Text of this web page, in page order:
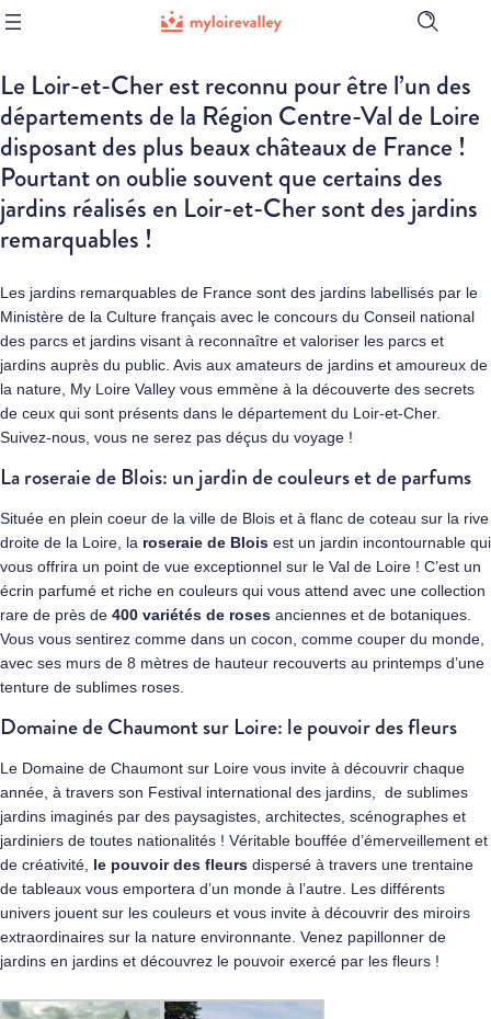
Ouvrir
de
Le Loir-et-Cher est reconnu pour être l’un des
départements de la Région Centre-Val de Loire
disposant des plus beaux châteaux de France !
Pourtant on oublie souvent que certains des
jardins réalisés en Loir-et-Cher sont des jardins
remarquables !
Les jardins remarquables de France sont des jardins labellisés par le
Ministère de la Culture français avec le concours du Conseil national
des parcs et jardins visant à reconnaître et valoriser les parcs et
jardins auprès du public. Avis aux amateurs de jardins et amoureux de
la nature, My Loire Valley vous emmène à la découverte des secrets
de ceux qui sont présents dans le département du Loir-et-Cher.
Suivez-nous, vous ne serez pas déçus du voyage !
La roseraie de Blois: un jardin de couleurs et de parfums
Située en plein coeur de la ville de Blois et à flanc de coteau sur la rive
droite de la Loire, la roseraie de Blois est un jardin incontournable qui
vous offrira un point de vue exceptionnel sur le Val de Loire ! C’est un
écrin parfumé et riche en couleurs qui vous attend avec une collection
rare de près de 400 variétés de roses anciennes et de botaniques.
Vous vous sentirez comme dans un cocon, comme couper du monde,
avec ses murs de 8 mètres de hauteur recouverts au printemps d’une
tenture de sublimes roses.
Domaine de Chaumont sur Loire: le pouvoir des fleurs
Le Domaine de Chaumont sur Loire vous invite à découvrir chaque
année, à travers son Festival international des jardins,
de sublimes
jardins imaginés par des paysagistes, architectes, scénographes et
jardiniers de toutes nationalités ! Véritable bouffée d’émerveillement et
de créativité, le pouvoir des fleurs dispersé à travers une trentaine
de tableaux vous emportera d’un monde à l’autre. Les différents
univers jouent sur les couleurs et vous invite à découvrir des miroirs
extraordinaires sur la nature environnante. Venez papillonner de
jardins en jardins et découvrez le pouvoir exercé par les fleurs !